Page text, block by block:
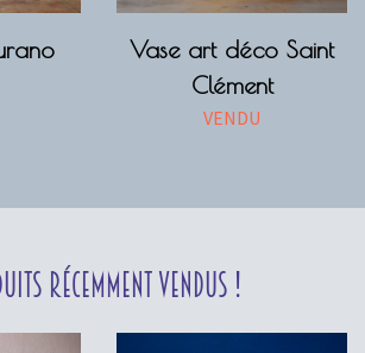
Vase art déco Saint
Clément
VENDU
récemment vendus !